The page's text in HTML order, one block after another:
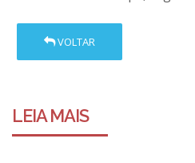
VOLTAR
LEIA MAIS